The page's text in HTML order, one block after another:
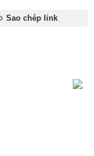
Sao chép link